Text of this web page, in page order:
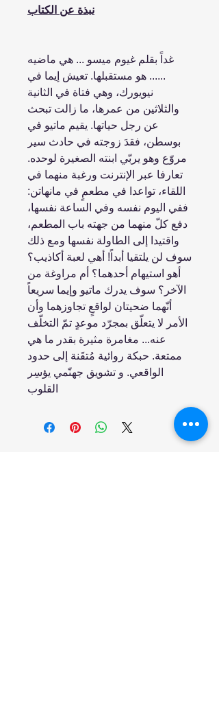
نبذة عن الكتاب
غداً بقلم غيوم ميسو ... هي ماضيه
...... هو مستقبلها. تعيش إيما في
نيويورك، وهي فتاة في الثانية
والثلاثين من عمرها، ما زالت تبحث
عن رجل حياتها. يقيم ماتيو في
بوسطن، فقدَ زوجته في حادث سير
مروّع وهو يربّي ابنته الصغيرة لوحده.
تعارفا عبر الإنترنت ورغبة منهما في
اللقاء، تواعدا في مطعمٍ في مانهاتن:
ففي اليوم نفسه وفي الساعة نفسها،
دفع كلّ منهما من جهته باب المطعم،
واقتيدا إلى الطاولة نفسها ومع ذلك
سوف لن يلتقيا أبداً! أهي لعبة أكاذيب؟
أهو استيهام أحدهما؟ أم مراوغة من
الآخر؟ سوف يدرك ماتيو وإيما سريعاً
أنّهما ضحيتان لواقعٍ تجاوزهما وأن
الأمر لا يتعلّق بمجرّد موعدٍ تمّ التخلّف
عنه... مغامرة مثيرة بقدر ما هي
ممتعة. حبكة روائية مُتقَنة إلى حدود
الواقعي. و تشويق جهنّمي يؤسِر
القلوب